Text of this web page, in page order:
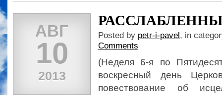
АВГ
10
2013
Posted by petr-i-pavel, in
Comments
(Неделя 6-я по
воскресный день
повествование об